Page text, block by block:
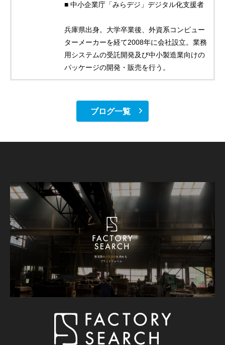
■ 中小企業庁「みらデジ」デジタル化支援者
兵庫県出身。大学卒業後、外資系コンピュー
ターメーカーを経て2008年に会社設立。業務
用システムの受託開発及び中小製造業向けの
パッケージの開発・販売を行う。
ブログ一覧